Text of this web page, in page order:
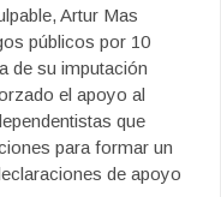
Artur Mas
públicos por 10
de su imputación
el apoyo al
que
para formar un
de apoyo